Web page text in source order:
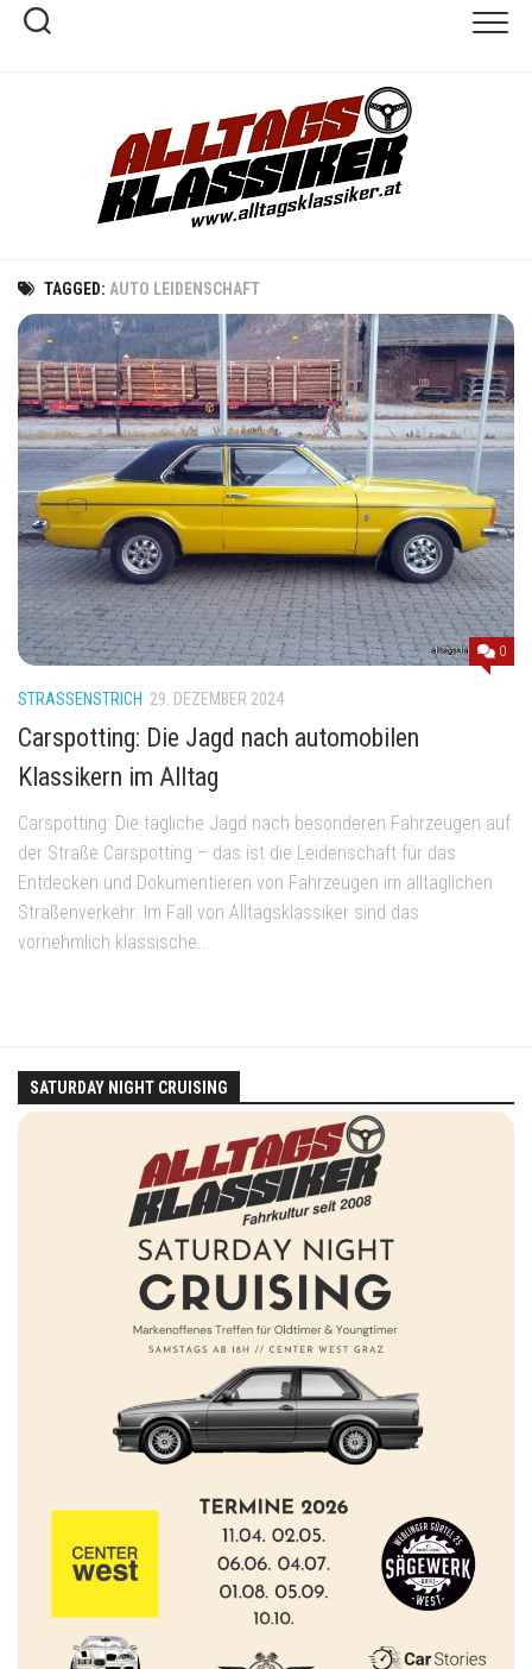
Skip
TAGGED: AUTO LEIDENSCHAFT
0
STRASSENSTRICH 29. DEZEMBER 2024
Carspotting: Die Jagd nach automobilen
Klassikern im Alltag
Carspotting: Die tägliche Jagd nach besonderen Fahrzeugen auf
der Straße Carspotting – das ist die Leidenschaft für das
Entdecken und Dokumentieren von Fahrzeugen im alltäglichen
Straßenverkehr. Im Fall von Alltagsklassiker sind das
vornehmlich klassische...
SATURDAY NIGHT CRUISING